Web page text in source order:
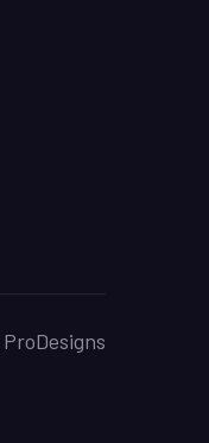
ProDesigns